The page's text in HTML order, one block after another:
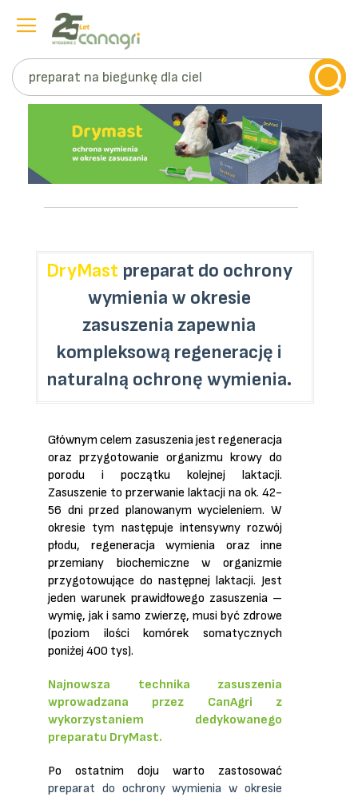
Szukaj
Przejdź
do
treści
DryMast preparat do ochrony
wymienia w okresie
zasuszenia zapewnia
kompleksową regenerację i
naturalną ochronę wymienia.
Głównym celem zasuszenia jest regeneracja
oraz przygotowanie organizmu krowy do
porodu i początku kolejnej laktacji.
Zasuszenie to przerwanie laktacji na ok. 42-
56 dni przed planowanym wycieleniem. W
okresie tym następuje intensywny rozwój
płodu, regeneracja wymienia oraz inne
przemiany biochemiczne w organizmie
przygotowujące do następnej laktacji. Jest
jeden warunek prawidłowego zasuszenia –
wymię, jak i samo zwierzę, musi być zdrowe
(poziom ilości komórek somatycznych
poniżej 400 tys).
Najnowsza technika zasuszenia
wprowadzana przez CanAgri z
wykorzystaniem dedykowanego
preparatu DryMast.
Po ostatnim doju warto zastosować
preparat do ochrony wymienia w okresie